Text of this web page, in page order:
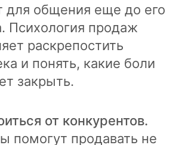
для общения еще до его
Психология продаж
раскрепостить
и понять, какие боли
закрыть.
от конкурентов.
помогут продавать не